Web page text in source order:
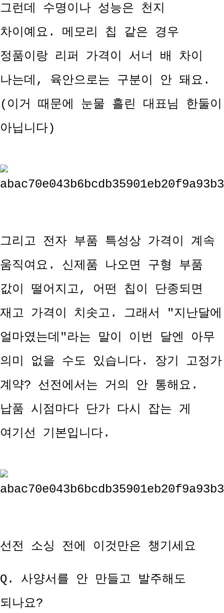
그런데 수명이나 성능은 천지
차이예요. 메모리 칩 같은 경우
정품이랑 리퍼 가격이 서너 배 차이
나는데, 육안으로는 구분이 안 돼요.
(이거 때문에 눈물 흘린 대표님 한둘이
아닙니다)
그리고 전자 부품 특성상 가격이 계속
움직여요. 신제품 나오면 구형 부품
값이 떨어지고, 어떤 칩이 단종되면
재고 가격이 치솟고. 그래서 "지난달에
얼마였는데"라는 말이 이번 달엔 아무
의미 없을 수도 있습니다. 장기 고정가
계약? 선전에서는 거의 안 통해요.
납품 시점마다 단가 다시 잡는 게
여기선 기본입니다.
선전 소싱 전에 이것만은 챙기세요
Q. 사양서를 안 만들고 발주해도
되나요?